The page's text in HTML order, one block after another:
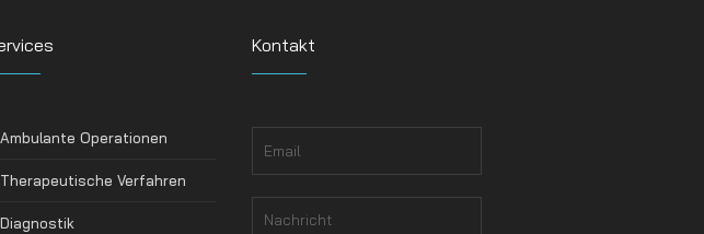
Ambulante Operationen
Therapeutische Verfahren
Diagnostik
Kontakt